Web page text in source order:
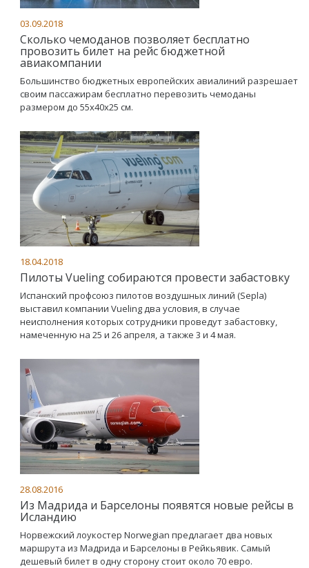
03.09.2018
Сколько чемоданов позволяет бесплатно
провозить билет на рейс бюджетной
авиакомпании
Большинство бюджетных европейских авиалиний разрешает
своим пассажирам бесплатно перевозить чемоданы
размером до 55x40x25 см.
18.04.2018
Пилоты Vueling собираются провести забастовку
Испанский профсоюз пилотов воздушных линий (Sepla)
выставил компании Vueling два условия, в случае
неисполнения которых сотрудники проведут забастовку,
намеченную на 25 и 26 апреля, а также 3 и 4 мая.
28.08.2016
Из Мадрида и Барселоны появятся новые рейсы в
Исландию
Норвежский лоукостер Norwegian предлагает два новых
маршрута из Мадрида и Барселоны в Рейкьявик. Самый
дешевый билет в одну сторону стоит около 70 евро.